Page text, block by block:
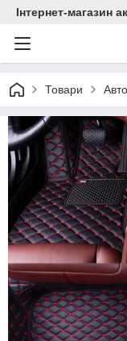
Інтернет-магазин
Товари